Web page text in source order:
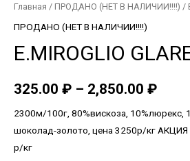
Главная / ПРОДАНО (НЕТ В НАЛИЧИИ!!!!) /
ПРОДАНО (НЕТ В НАЛИЧИИ!!!!)
E.MIROGLIO
325.00 ₽ – 2,850.00 ₽
2300м/100г, 80%вискоза, 10%люрекс,
шоколад-золото, цена 3250р/кг
р/кг